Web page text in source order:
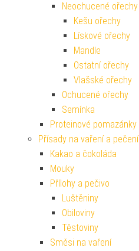
Neochucené ořechy
Kešu ořechy
Lískové ořechy
Mandle
Ostatní ořechy
Vlašské ořechy
Ochucené ořechy
Semínka
Proteinové pomazánky
Přísady na vaření a pečení
Kakao a čokoláda
Mouky
Přílohy a pečivo
Luštěniny
Obiloviny
Těstoviny
Směsi na vaření